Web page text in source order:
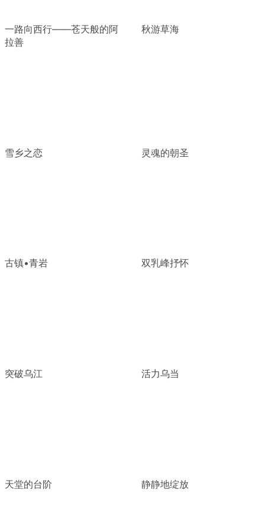
一路向西行——苍天般的阿
拉善
秋游草海
雪乡之恋 灵魂的朝圣
古镇•青岩 双乳峰抒怀
突破乌江 活力乌当
天堂的台阶 静静地绽放